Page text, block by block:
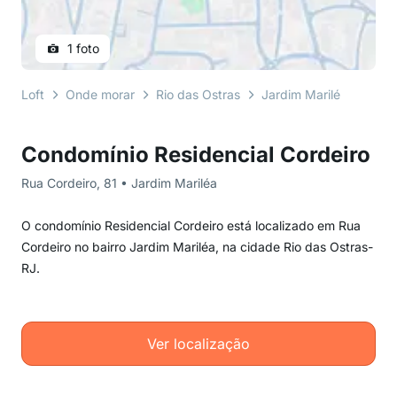
Condomínio Residencial Cordeiro
Rua Cordeiro, 81 • Jardim Mariléa
O condomínio Residencial Cordeiro está localizado em Rua
Cordeiro no bairro Jardim Mariléa, na cidade Rio das Ostras-
RJ.
Ver localização
1 foto
Loft Onde morar Rio das Ostras Jardim Mariléa